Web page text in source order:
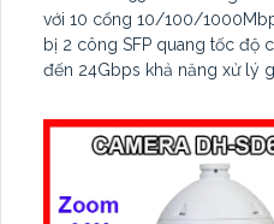
với 10 cổng 10/100/
bị 2 công SFP quang tốc độ
đến 24Gbps khả năng xử lý
nay